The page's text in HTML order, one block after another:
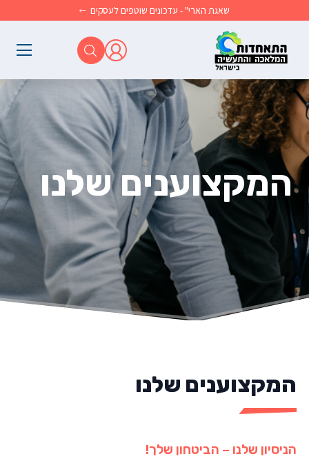
שאגת הארי" - עדכונים שוטפים לעסקים
המקצוענים שלנו
המקצוענים שלנו
הניסיון שלנו – הביטחון שלך!